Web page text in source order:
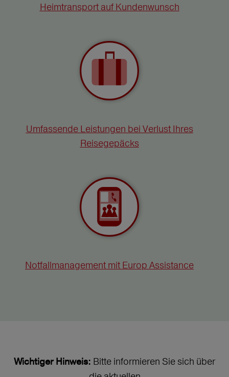
Heimtransport auf Kundenwunsch
Umfassende Leistungen bei Verlust Ihres
Reisegepäcks
Notfallmanagement mit Europ Assistance
Wichtiger Hinweis: Bitte informieren Sie sich über